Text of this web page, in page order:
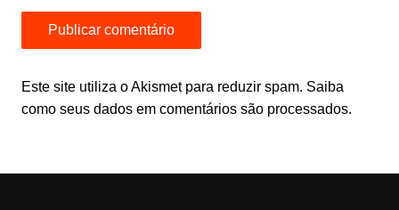
Este site utiliza o Akismet para reduzir spam. Saiba
como seus dados em comentários são processados.